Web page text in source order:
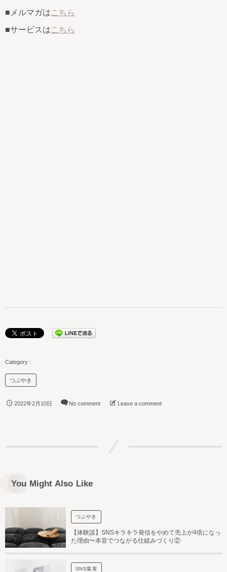
■メルマガはこちら
■サービスはこちら
つぶやき
2022年2月10日 No comment Leave a comment
You Might Also Like
つぶやき
【体験談】SNSキラキラ発信をやめて売上が4倍になっ
た理由〜本音でつながる仕組みづくり②
SNS集客